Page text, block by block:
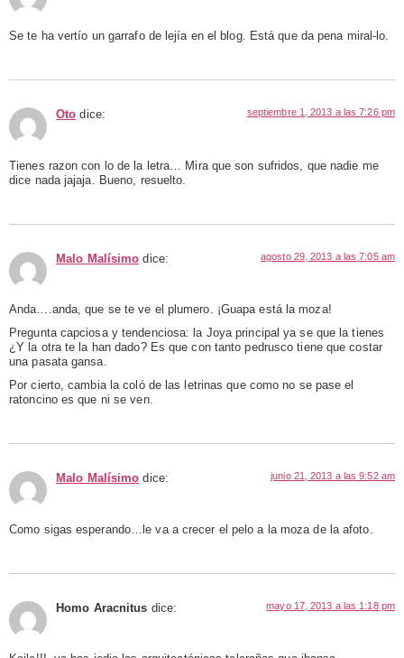
Se te ha vertío un garrafo de lejía en el blog. Está que da pena miral-lo.
Oto dice: septiembre 1, 2013 a las 7:26 pm
Tienes razon con lo de la letra… Mira que son sufridos, que nadie me
dice nada jajaja. Bueno, resuelto.
Malo Malísimo dice: agosto 29, 2013 a las 7:05 am
Anda….anda, que se te ve el plumero. ¡Guapa está la moza!
Pregunta capciosa y tendenciosa: la Joya principal ya se que la tienes
¿Y la otra te la han dado? Es que con tanto pedrusco tiene que costar
una pasata gansa.
Por cierto, cambia la coló de las letrinas que como no se pase el
ratoncino es que ni se ven.
Malo Malísimo dice: junio 21, 2013 a las 9:52 am
Como sigas esperando…le va a crecer el pelo a la moza de la afoto.
Homo Aracnitus dice: mayo 17, 2013 a las 1:18 pm